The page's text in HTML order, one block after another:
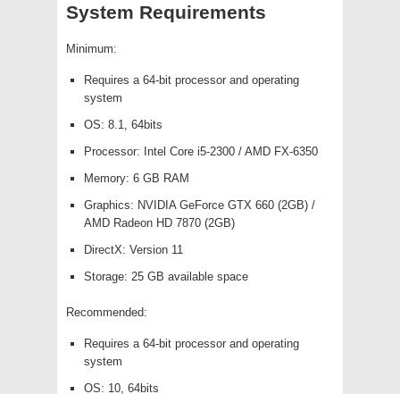
System Requirements
Minimum:
Requires a 64-bit processor and operating
system
OS: 8.1, 64bits
Processor: Intel Core i5-2300 / AMD FX-6350
Memory: 6 GB RAM
Graphics: NVIDIA GeForce GTX 660 (2GB) /
AMD Radeon HD 7870 (2GB)
DirectX: Version 11
Storage: 25 GB available space
Recommended:
Requires a 64-bit processor and operating
system
OS: 10, 64bits